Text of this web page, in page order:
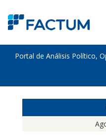
Portal de Análisis Político,